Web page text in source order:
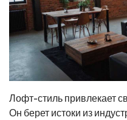
Лофт-стиль привлекает
Он берет истоки из